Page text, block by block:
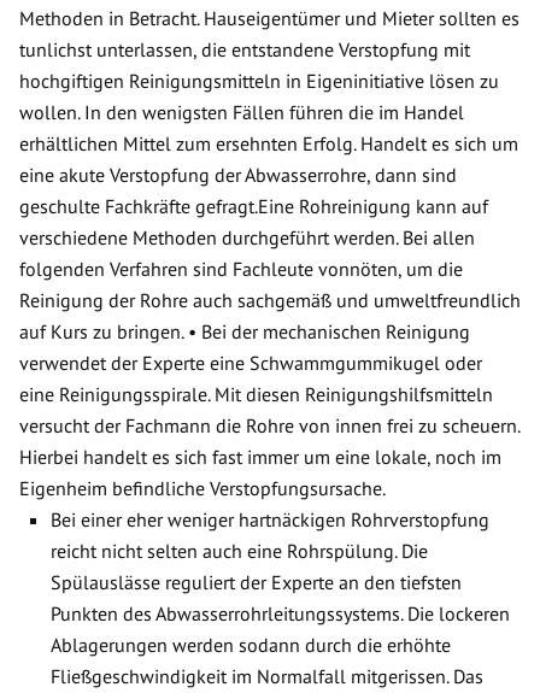
Methoden in Betracht. Hauseigentümer und Mieter sollten es
tunlichst unterlassen, die entstandene Verstopfung mit
hochgiftigen Reinigungsmitteln in Eigeninitiative lösen zu
wollen. In den wenigsten Fällen führen die im Handel
erhältlichen Mittel zum ersehnten Erfolg. Handelt es sich um
eine akute Verstopfung der Abwasserrohre, dann sind
geschulte Fachkräfte gefragt.Eine Rohreinigung kann auf
verschiedene Methoden durchgeführt werden. Bei allen
folgenden Verfahren sind Fachleute vonnöten, um die
Reinigung der Rohre auch sachgemäß und umweltfreundlich
auf Kurs zu bringen. • Bei der mechanischen Reinigung
verwendet der Experte eine Schwammgummikugel oder
eine Reinigungsspirale. Mit diesen Reinigungshilfsmitteln
versucht der Fachmann die Rohre von innen frei zu scheuern.
Hierbei handelt es sich fast immer um eine lokale, noch im
Eigenheim befindliche Verstopfungsursache.
Bei einer eher weniger hartnäckigen Rohrverstopfung
reicht nicht selten auch eine Rohrspülung. Die
Spülauslässe reguliert der Experte an den tiefsten
Punkten des Abwasserrohrleitungssystems. Die lockeren
Ablagerungen werden sodann durch die erhöhte
Fließgeschwindigkeit im Normalfall mitgerissen. Das